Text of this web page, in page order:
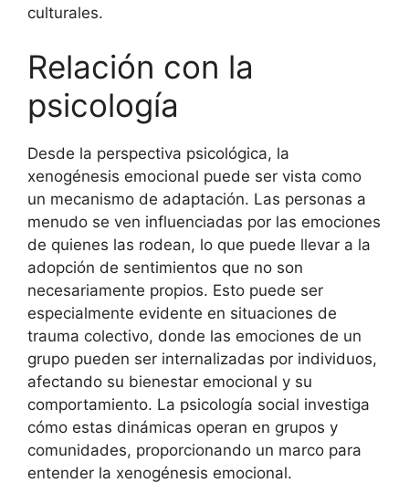
culturales.
Relación con la
psicología
Desde la perspectiva psicológica, la
xenogénesis emocional puede ser vista como
un mecanismo de adaptación. Las personas a
menudo se ven influenciadas por las emociones
de quienes las rodean, lo que puede llevar a la
adopción de sentimientos que no son
necesariamente propios. Esto puede ser
especialmente evidente en situaciones de
trauma colectivo, donde las emociones de un
grupo pueden ser internalizadas por individuos,
afectando su bienestar emocional y su
comportamiento. La psicología social investiga
cómo estas dinámicas operan en grupos y
comunidades, proporcionando un marco para
entender la xenogénesis emocional.